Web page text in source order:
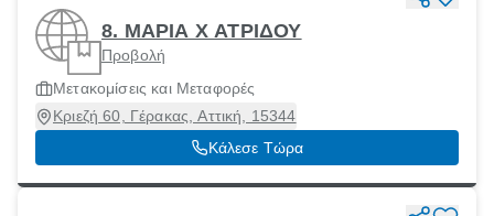
8. ΜΑΡΙΑ Χ ΑΤΡΙΔΟΥ
Προβολή
Μετακομίσεις και Μεταφορές
Κριεζή 60, Γέρακας, Αττική, 15344
Κάλεσε Τώρα